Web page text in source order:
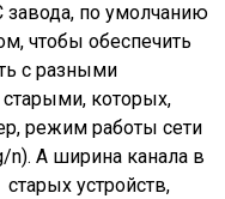
завода, по умолчанию
чтобы обеспечить
с разными
старыми, которых,
режим работы сети
n). А ширина канала в
устройств,